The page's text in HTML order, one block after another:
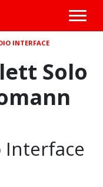
INTERFACE
Solo
Interface